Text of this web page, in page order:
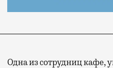
Одна из сотрудниц кафе,